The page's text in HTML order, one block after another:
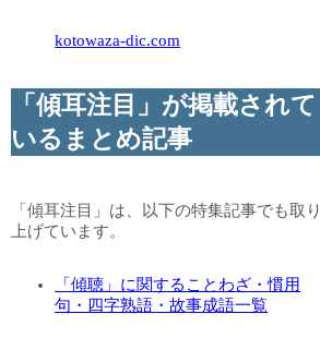
kotowaza-dic.com
「傾耳注目」が掲載されて
いるまとめ記事
「傾耳注目」は、以下の特集記事でも取り
上げています。
「傾聴」に関することわざ・慣用
句・四字熟語・故事成語一覧